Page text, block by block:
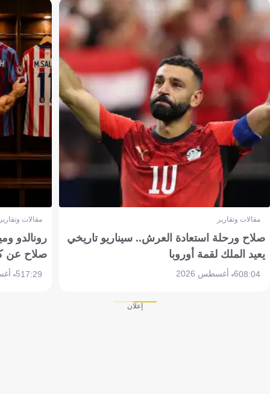
مقالات وتقارير
صلاح ورحلة استعادة العرش.. سيناريو تاريخي
يعيد الملك لقمة أوروبا
08:046 أغسطس 2026
مقالات
رونالدو
صلاح عن
17:295 أغسطس 2026
إعلان